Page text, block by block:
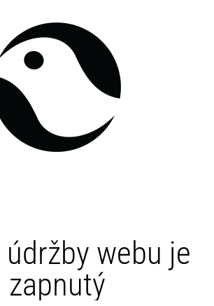
údržby webu je
zapnutý